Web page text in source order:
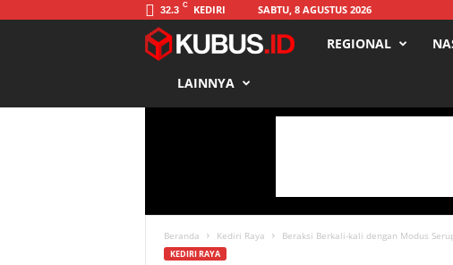
32.3 C KEDIRI SABTU, 8 AGUSTUS 2026
s
REGIONAL
LAINNYA
Beranda Kediri Raya Beraksi Berkali-kali dengan Modus
KEDIRI RAYA